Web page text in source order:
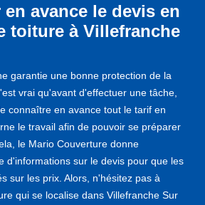
avance le devis en
toiture à Villefranche
garantie une bonne protection de la
vrai qu'avant d'effectuer une tâche,
connaître en avance tout le tarif en
le travail afin de pouvoir se préparer
le Mario Couverture donne
d'informations sur le devis pour que les
sur les prix. Alors, n'hésitez pas à
qui se localise dans Villefranche Sur